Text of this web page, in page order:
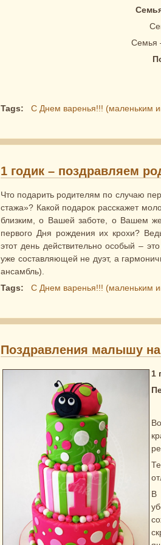
Семья
Tags: С Днем варенья!!! (маленьким
1 годик – поздравляем
Что подарить родителям по случаю
стажа»? Какой подарок расскажет
близким, о Вашей заботе, о Вашем
первого Дня рождения их крохи?
этот день действительно особый –
уже составляющей не дуэт, а
ансамбль).
Tags:
С Днем варенья!!! (маленьким
Поздравления малышу на
1
В